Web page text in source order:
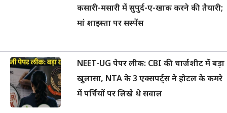
कसारी-मसारी में सुपुर्द-ए-खाक करने की तैयारी;
मां शाइस्ता पर सस्पेंस
NEET-UG पेपर लीक: CBI की चार्जशीट में बड़ा
खुलासा, NTA के 3 एक्सपर्ट्स ने होटल के कमरे
में पर्चियों पर लिखे थे सवाल